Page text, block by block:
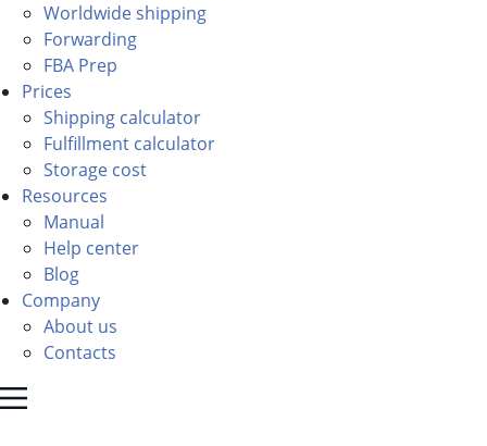
Worldwide shipping
Forwarding
FBA Prep
Prices
Shipping calculator
Fulfillment calculator
Storage cost
Resources
Manual
Help center
Blog
Company
About us
Contacts